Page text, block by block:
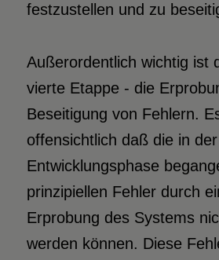
festzustellen und zu
Außerordentlich wichtig ist
vierte Etappe - die
Beseitigung von Fehlern.
offensichtlich daß die in
Entwicklungsphase
prinzipiellen Fehler durch
Erprobung des Systems
werden können. Diese